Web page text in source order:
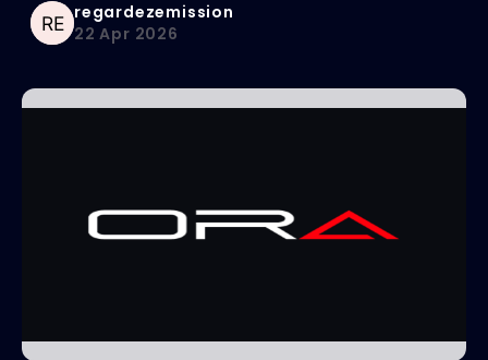
regardezemission
22 Apr 2026